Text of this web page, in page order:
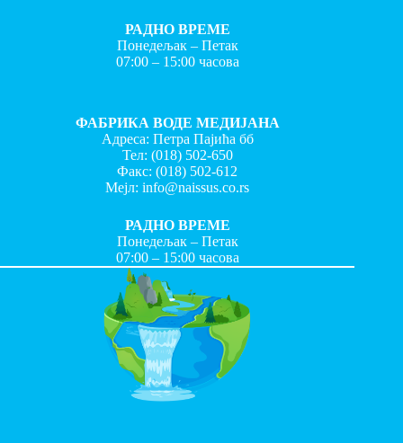
РАДНО ВРЕМЕ
Понедељак – Петак
07:00 – 15:00 часова
ФАБРИКА ВОДЕ МЕДИЈАНА
Адреса: Петра Пајића бб
Тел: (018) 502-650
Факс:(018) 502-612
Мејл:info@naissus.co.rs
РАДНО ВРЕМЕ
Понедељак – Петак
07:00 – 15:00 часова